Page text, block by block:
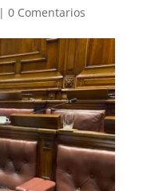
| 0 Comentarios